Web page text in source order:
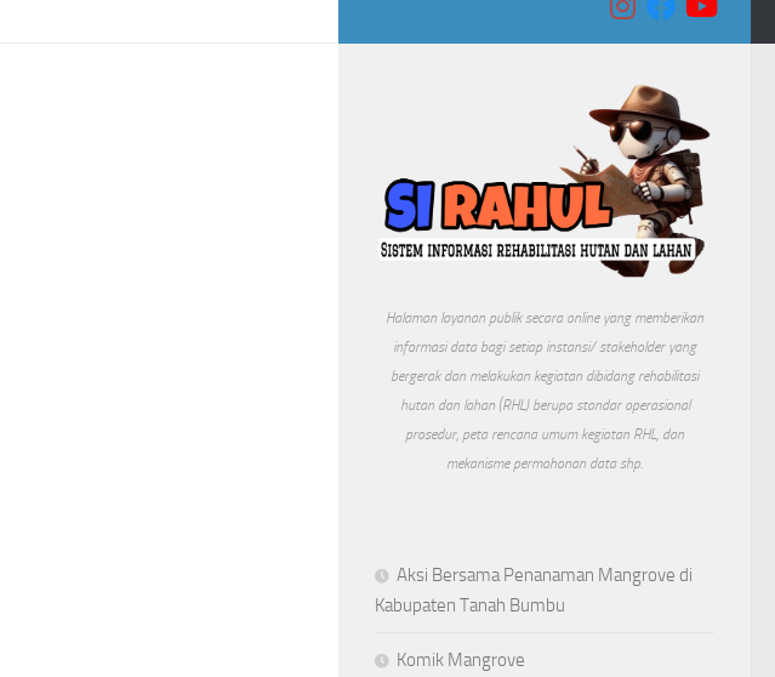
Halaman layanan publik secara online yang memberikan
informasi data bagi setiap instansi/ stakeholder yang
bergerak dan melakukan kegiatan dibidang rehabilitasi
hutan dan lahan (RHL) berupa standar operasional
prosedur, peta rencana umum kegiatan RHL, dan
mekanisme permohonan data shp.
Aksi Bersama Penanaman Mangrove di
Kabupaten Tanah Bumbu
Komik Mangrove